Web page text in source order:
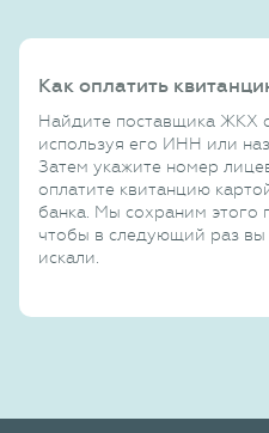
Как оплатить
Найдите поставщика ЖКХ с
используя его ИНН или
Затем укажите номер
оплатите квитанцию
банка. Мы сохраним этого
чтобы в следующий раз вы
искали.